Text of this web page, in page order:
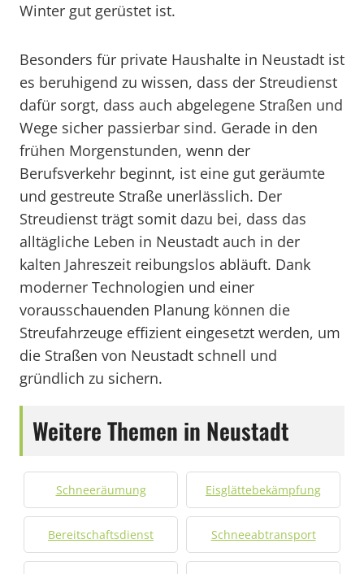
Winter gut gerüstet ist.
Besonders für private Haushalte in Neustadt ist
es beruhigend zu wissen, dass der Streudienst
dafür sorgt, dass auch abgelegene Straßen und
Wege sicher passierbar sind. Gerade in den
frühen Morgenstunden, wenn der
Berufsverkehr beginnt, ist eine gut geräumte
und gestreute Straße unerlässlich. Der
Streudienst trägt somit dazu bei, dass das
alltägliche Leben in Neustadt auch in der
kalten Jahreszeit reibungslos abläuft. Dank
moderner Technologien und einer
vorausschauenden Planung können die
Streufahrzeuge effizient eingesetzt werden, um
die Straßen von Neustadt schnell und
gründlich zu sichern.
Weitere Themen in Neustadt
Schneeräumung Eisglättebekämpfung
Bereitschaftsdienst Schneeabtransport